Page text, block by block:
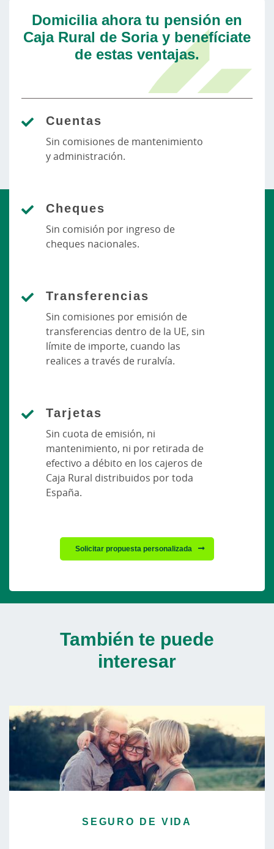
Domicilia ahora tu pensión en
Caja Rural de Soria y benefíciate
de estas ventajas.
Cuentas
Sin comisiones de mantenimiento
y administración.
Cheques
Sin comisión por ingreso de
cheques nacionales.
Transferencias
Sin comisiones por emisión de
transferencias dentro de la UE, sin
límite de importe, cuando las
realices a través de ruralvía.
Tarjetas
Sin cuota de emisión, ni
mantenimiento, ni por retirada de
efectivo a débito en los cajeros de
Caja Rural distribuidos por toda
España.
Solicitar propuesta personalizada
También te puede
interesar
SEGURO DE VIDA